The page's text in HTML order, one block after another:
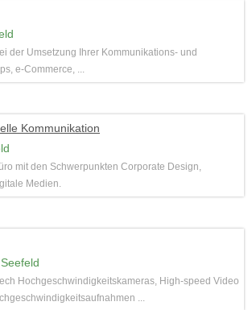
der Umsetzung Ihrer Kommunikations- und
e-Commerce, ...
Kommunikation
mit den Schwerpunkten Corporate Design,
Medien.
Hochgeschwindigkeitskameras, High-speed Video
...